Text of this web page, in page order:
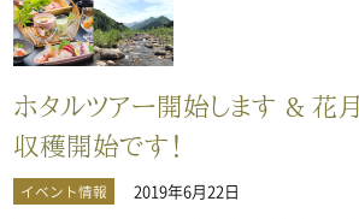
ホタルツアー開始します & 花
収穫開始です！
イベント情報
2019年6月22日